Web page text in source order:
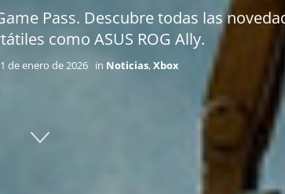
Pass. Descubre todas las
como ASUS ROG Ally.
de enero de 2026 in Noticias,Xbox